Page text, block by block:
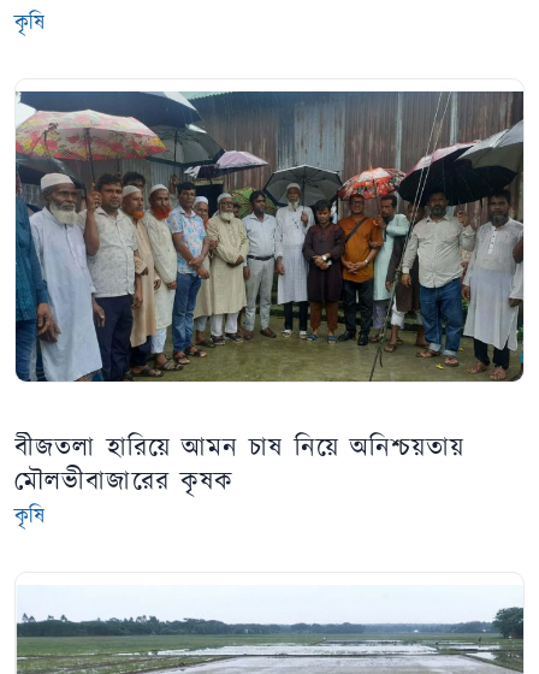
কৃষি
বীজতলা হারিয়ে আমন চাষ নিয়ে অনিশ্চয়তায়
মৌলভীবাজারের কৃষক
কৃষি